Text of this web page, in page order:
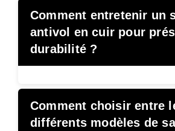
Comment entretenir un
antivol en cuir pour
durabilité ?
Comment choisir entre
différents modèles de